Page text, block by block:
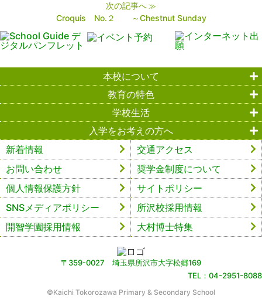
次の記事へ≫
Croquis No.２ ～Chestnut Sunday
〒359-0027 埼玉県所沢市大字松郷169
TEL：04-2951-8088
本校について
教育の特色
学校生活
入学をお考えの方へ
新着情報
交通アクセス
お問い合わせ
奨学金制度について
個人情報保護方針
サイトポリシー
SNSメディアポリシー
所沢校採用情報
開智学園採用情報
大村博士特集
©︎Kaichi Tokorozawa Primary & Secondary School